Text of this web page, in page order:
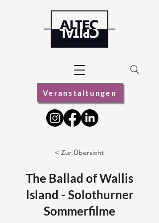
Veranstaltungen
< Zur Übersicht
The Ballad of Wallis
Island - Solothurner
Sommerfilme